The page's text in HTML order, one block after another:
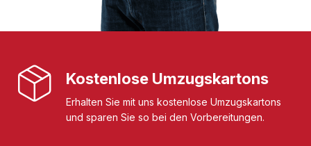
Kostenlose Umzugskartons
Erhalten Sie mit uns kostenlose Umzugskartons
und sparen Sie so bei den Vorbereitungen.